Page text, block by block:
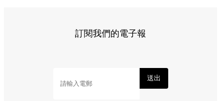
訂閱我們的電子報
送出